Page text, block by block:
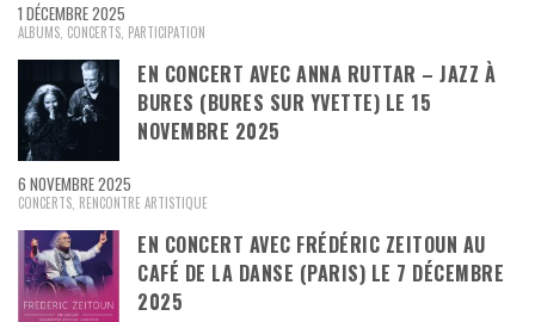
1 DÉCEMBRE 2025
ALBUMS CONCERTS PARTICIPATION
EN CONCERT AVEC ANNA RUTTAR – JAZZ À
BURES (BURES SUR YVETTE) LE 15
NOVEMBRE 2025
6 NOVEMBRE 2025
CONCERTS RENCONTRE ARTISTIQUE
EN CONCERT AVEC FRÉDÉRIC ZEITOUN AU
CAFÉ DE LA DANSE (PARIS) LE 7 DÉCEMBRE
2025